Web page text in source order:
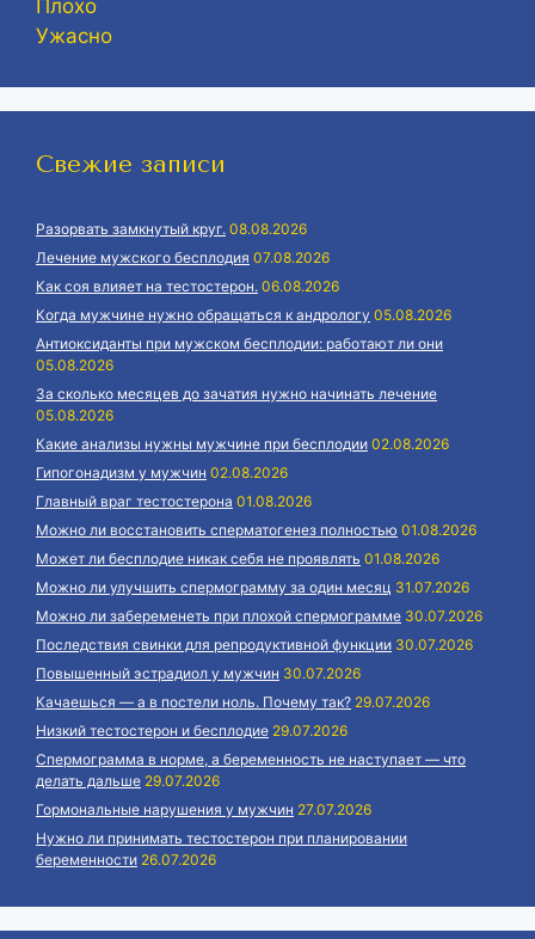
Плохо
Ужасно
Свежие записи
Разорвать замкнутый круг. 08.08.2026
Лечение мужского бесплодия 07.08.2026
Как соя влияет на тестостерон. 06.08.2026
Когда мужчине нужно обращаться к андрологу 05.08.2026
Антиоксиданты при мужском бесплодии: работают ли они
05.08.2026
За сколько месяцев до зачатия нужно начинать лечение
05.08.2026
Какие анализы нужны мужчине при бесплодии 02.08.2026
Гипогонадизм у мужчин 02.08.2026
Главный враг тестостерона 01.08.2026
Можно ли восстановить сперматогенез полностью 01.08.2026
Может ли бесплодие никак себя не проявлять 01.08.2026
Можно ли улучшить спермограмму за один месяц 31.07.2026
Можно ли забеременеть при плохой спермограмме 30.07.2026
Последствия свинки для репродуктивной функции 30.07.2026
Повышенный эстрадиол у мужчин 30.07.2026
Качаешься — а в постели ноль. Почему так? 29.07.2026
Низкий тестостерон и бесплодие 29.07.2026
Спермограмма в норме, а беременность не наступает — что
делать дальше 29.07.2026
Гормональные нарушения у мужчин 27.07.2026
Нужно ли принимать тестостерон при планировании
беременности 26.07.2026